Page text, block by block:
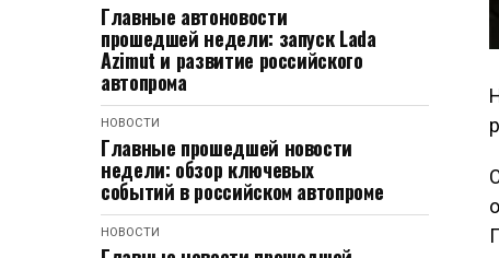
Главные автоновости
прошедшей недели: запуск Lada
Azimut и развитие российского
автопрома
НОВОСТИ
Главные прошедшей новости
недели: обзор ключевых
событий в российском автопроме
НОВОСТИ